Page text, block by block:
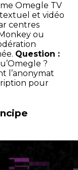
Omegle TV
et vidéo
centres
ou
Question :
?
l’anonymat
pour